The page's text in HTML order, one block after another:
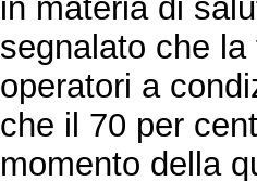
in materia di
segnalato che
operatori a
che il 70 per
momento della